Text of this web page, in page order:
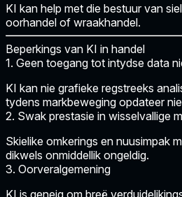
KI kan help met die bestuur van
oorhandel of wraakhandel.
Beperkings van KI in handel
1. Geen toegang tot intydse data
KI kan nie grafieke regstreeks
tydens markbeweging opdateer
2. Swak prestasie in wisselvallige
Skielike omkerings en nuusimpak
dikwels onmiddellik ongeldig.
3. Oorveralgemening
KI is geneig om breë